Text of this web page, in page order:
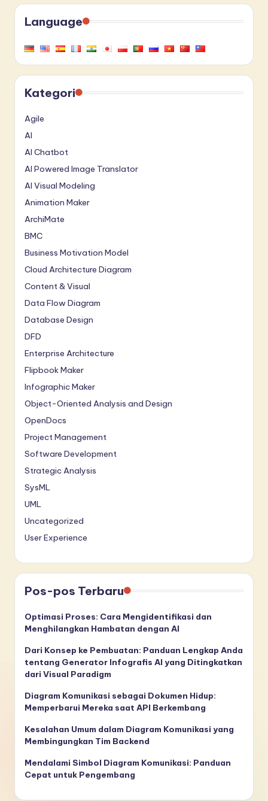
Language
Kategori
Agile
AI
AI Chatbot
AI Powered Image Translator
AI Visual Modeling
Animation Maker
ArchiMate
BMC
Business Motivation Model
Cloud Architecture Diagram
Content & Visual
Data Flow Diagram
Database Design
DFD
Enterprise Architecture
Flipbook Maker
Infographic Maker
Object-Oriented Analysis and Design
OpenDocs
Project Management
Software Development
Strategic Analysis
SysML
UML
Uncategorized
User Experience
Pos-pos Terbaru
Optimasi Proses: Cara Mengidentifikasi dan
Menghilangkan Hambatan dengan AI
Dari Konsep ke Pembuatan: Panduan Lengkap Anda
tentang Generator Infografis AI yang Ditingkatkan
dari Visual Paradigm
Diagram Komunikasi sebagai Dokumen Hidup:
Memperbarui Mereka saat API Berkembang
Kesalahan Umum dalam Diagram Komunikasi yang
Membingungkan Tim Backend
Mendalami Simbol Diagram Komunikasi: Panduan
Cepat untuk Pengembang